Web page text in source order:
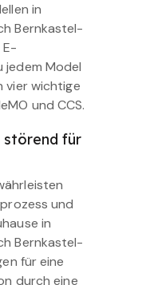
in
Bernkastel-
E-
jedem Model
vier wichtige
und CCS.
für
und
in
Bernkastel-
für eine
durch eine